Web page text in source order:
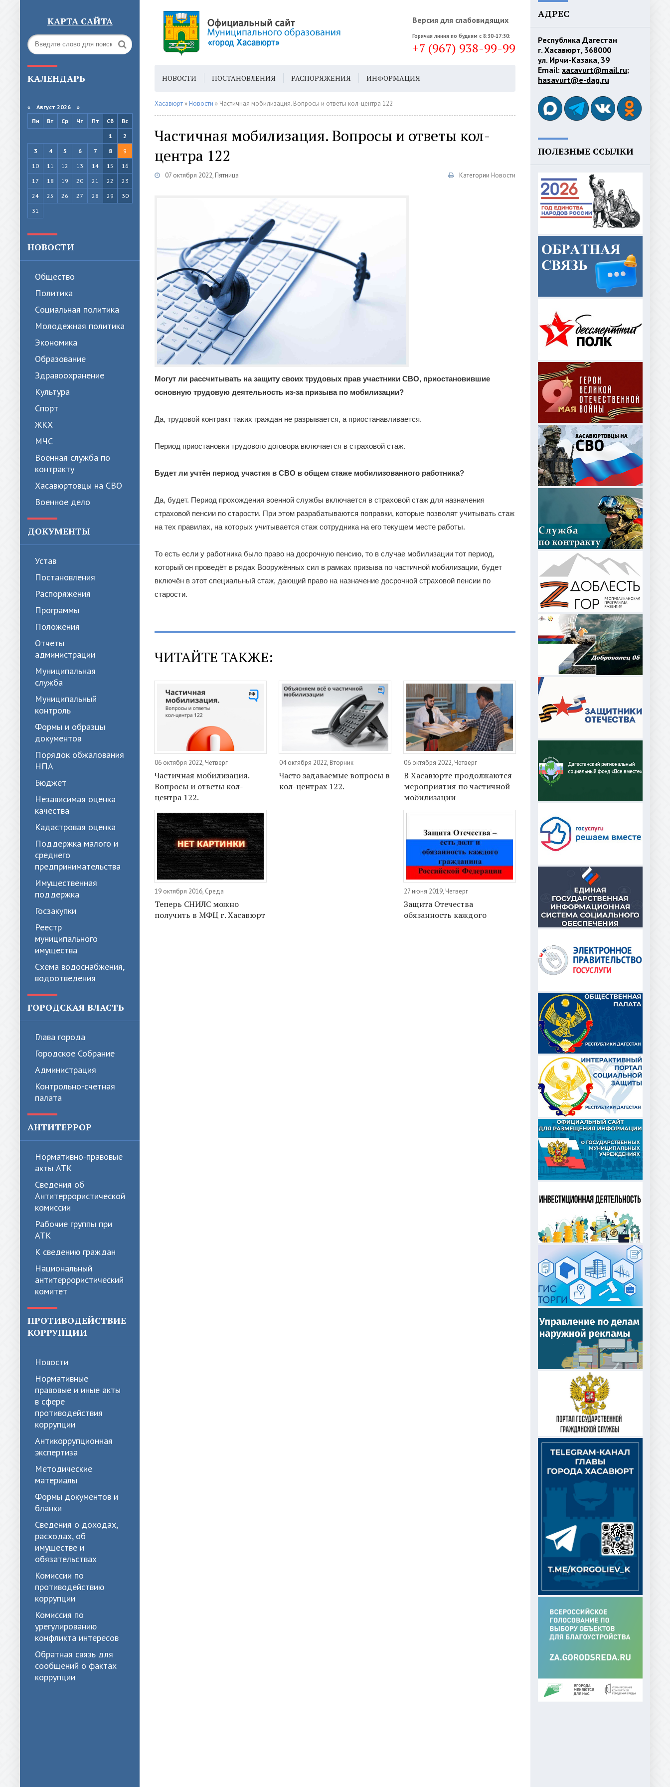
КАРТА САЙТА Версия для слабовидящих
Горячая линия по будням с 8:30-17:30:
+7 (967) 938-99-99
КАЛЕНДАРЬ
« Август 2026 »
Пн
Вт Ср Чт Пт Сб
Вс
1
2
3
4 5 6 7 8
9
10
11 12 13 14 15
16
17
18 19 20 21 22
23
24
25 26 27 28 29
30
31
НОВОСТИ
Общество
Политика
Cоциальная политика
Молодежная политика
Экономика
Образование
Здравоохранение
Культура
Спорт
ЖКХ
МЧС
Военная служба по
контракту
Хасавюртовцы на СВО
Военное дело
ДОКУМЕНТЫ
Устав
Постановления
Распоряжения
Программы
Положения
Отчеты
администрации
Муниципальная
служба
Муниципальный
контроль
Формы и образцы
документов
Порядок обжалования
НПА
Бюджет
Независимая оценка
качества
Кадастровая оценка
Поддержка малого и
среднего
предпринимательства
Имущественная
поддержка
Госзакупки
Реестр
муниципального
имущества
Схема водоснабжения,
водоотведения
ГОРОДСКАЯ ВЛАСТЬ
Глава города
Городское Собрание
Администрация
Контрольно-счетная
палата
АНТИТЕРРОР
Нормативно-правовые
акты АТК
Сведения об
Антитеррористической
комиссии
Рабочие группы при
АТК
К сведению граждан
Национальный
антитеррористический
комитет
ПРОТИВОДЕЙСТВИЕ
КОРРУПЦИИ
Новости
Нормативные
правовые и иные акты
в сфере
противодействия
коррупции
Антикоррупционная
экспертиза
Методические
материалы
Формы документов и
бланки
Сведения о доходах,
расходах, об
имуществе и
обязательствах
Комиссии по
противодействию
коррупции
Комиссия по
урегулированию
конфликта интересов
Обратная связь для
сообщений о фактах
коррупции
НОВОСТИ ПОСТАНОВЛЕНИЯ РАСПОРЯЖЕНИЯ ИНФОРМАЦИЯ
ГОРОДСКАЯ СРЕДА ГЕН. ПЛАН
Хасавюрт » Новости » Частичная мобилизация. Вопросы и ответы кол-центра 122
Частичная мобилизация. Вопросы и ответы кол-
центра 122
07 октября 2022, Пятница Категории Новости
Могут ли рассчитывать на защиту своих трудовых прав участники СВО, приостановившие
основную трудовую деятельность из-за призыва по мобилизации?
Да, трудовой контракт таких граждан не разрывается, а приостанавливается.
Период приостановки трудового договора включается в страховой стаж.
Будет ли учтён период участия в СВО в общем стаже мобилизованного работника?
Да, будет. Период прохождения военной службы включается в страховой стаж для назначения
страховой пенсии по старости. При этом разрабатываются поправки, которые позволят учитывать стаж
на тех правилах, на которых учитывается стаж сотрудника на его текущем месте работы.
То есть если у работника было право на досрочную пенсию, то в случае мобилизации тот период,
который он проведёт в рядах Вооружённых сил в рамках призыва по частичной мобилизации, будет
включён в этот специальный стаж, дающий право на назначение досрочной страховой пенсии по
старости.
ЧИТАЙТЕ ТАКЖЕ:
06 октября 2022, Четверг
Частичная мобилизация.
Вопросы и ответы кол-
центра 122.
04 октября 2022, Вторник
Часто задаваемые вопросы в
кол-центрах 122.
06 октября 2022, Четверг
В Хасавюрте продолжаются
мероприятия по частичной
мобилизации
19 октября 2016, Среда
Теперь СНИЛС можно
получить в МФЦ г. Хасавюрт
27 июня 2019, Четверг
Защита Отечества
обязанность каждого
АДРЕС
Республика Дагестан
г. Хасавюрт, 368000
ул. Ирчи-Казака, 39
Email: xacavurt@mail.ru;
hasavurt@e-dag.ru
ПОЛЕЗНЫЕ ССЫЛКИ